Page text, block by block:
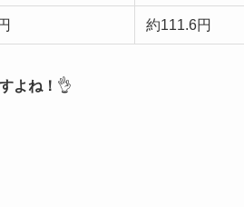
約111.6円
よね！ 👌